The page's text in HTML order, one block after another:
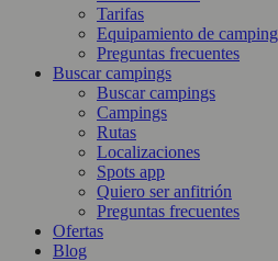
Tarifas
Equipamiento de camping
Preguntas frecuentes
Buscar campings
Buscar campings
Campings
Rutas
Localizaciones
Spots app
Quiero ser anfitrión
Preguntas frecuentes
Ofertas
Blog